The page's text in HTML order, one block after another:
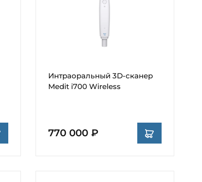
Интраоральный 3D-сканер
Medit i700 Wireless
770 000 ₽